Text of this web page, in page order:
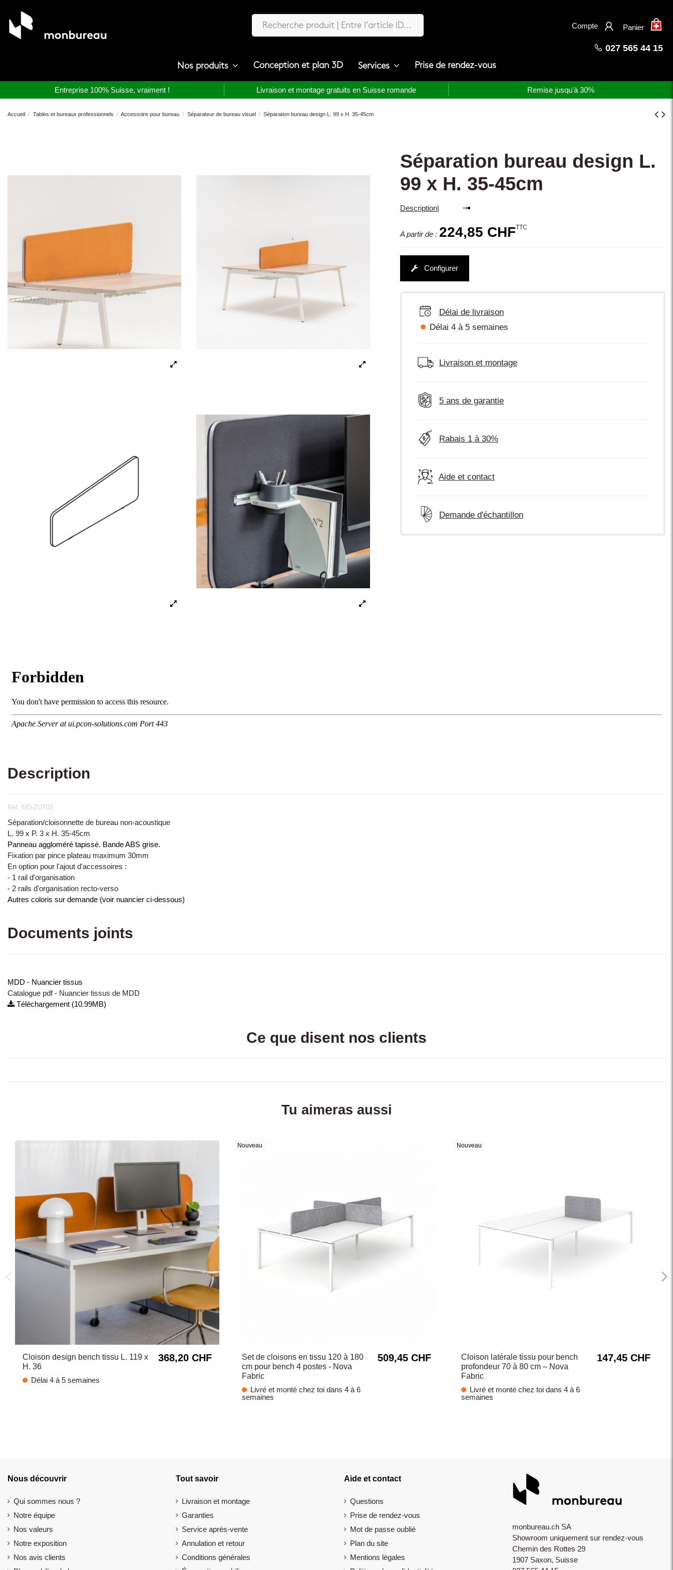
×
Compte Panier
027 565 44 15
Nos produits Conception et plan 3D Services Prise de rendez-vous
Entreprise 100% Suisse, vraiment ! Livraison et montage gratuits en Suisse romande Remise jusqu'à 30%
Accueil Tables et bureaux professionnels Accessoire pour bureau Séparateur de bureau visuel Séparation bureau design L. 99 x H. 35-45cm
Séparation bureau design L.
99 x H. 35-45cm
Description|
A partir de : 224,85 CHFTTC
Configurer
Délai de livraison
Délai 4 à 5 semaines
Livraison et montage
5 ans de garantie
Rabais 1 à 30%
Aide et contact
Demande d'échantillon
Description
Réf. MD-ZUT02
Séparation/cloisonnette de bureau non-acoustique
L. 99 x P. 3 x H. 35-45cm
Panneau aggloméré tapissé. Bande ABS grise.
Fixation par pince plateau maximum 30mm
En option pour l'ajout d'accessoires :
- 1 rail d'organisation
- 2 rails d'organisation recto-verso
Autres coloris sur demande (voir nuancier ci-dessous)
Documents joints
MDD - Nuancier tissus
Catalogue pdf - Nuancier tissus de MDD
Téléchargement (10.99MB)
Ce que disent nos clients
Tu aimeras aussi
Cloison design bench tissu L. 119 x
H. 36
Délai 4 à 5 semaines
368,20 CHF
Nouveau
Set de cloisons en tissu 120 à 180
cm pour bench 4 postes - Nova
Fabric
Livré et monté chez toi dans 4 à 6
semaines
509,45 CHF
Nouveau
Cloison latérale tissu pour bench
profondeur 70 à 80 cm – Nova
Fabric
Livré et monté chez toi dans 4 à 6
semaines
147,45 CHF
Nous découvrir
Qui sommes nous ?
Notre équipe
Nos valeurs
Notre exposition
Nos avis clients
Tout savoir
Livraison et montage
Garanties
Service après-vente
Annulation et retour
Conditions générales
Aide et contact
Questions
Prise de rendez-vous
Mot de passe oublié
Plan du site
Mentions légales
monbureau.ch SA
Showroom uniquement sur rendez-vous
Chemin des Rottes 29
1907 Saxon, Suisse